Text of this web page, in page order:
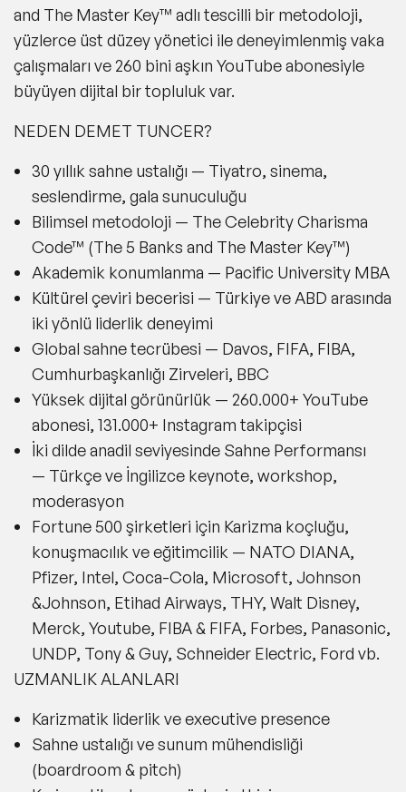
and The Master Key™ adlı tescilli bir metodoloji,
yüzlerce üst düzey yönetici ile deneyimlenmiş vaka
çalışmaları ve 260 bini aşkın YouTube abonesiyle
büyüyen dijital bir topluluk var.
NEDEN DEMET TUNCER?
30 yıllık sahne ustalığı — Tiyatro, sinema,
seslendirme, gala sunuculuğu
Bilimsel metodoloji — The Celebrity Charisma
Code™ (The 5 Banks and The Master Key™)
Akademik konumlanma — Pacific University MBA
Kültürel çeviri becerisi — Türkiye ve ABD arasında
iki yönlü liderlik deneyimi
Global sahne tecrübesi — Davos, FIFA, FIBA,
Cumhurbaşkanlığı Zirveleri, BBC
Yüksek dijital görünürlük — 260.000+ YouTube
abonesi, 131.000+ Instagram takipçisi
İki dilde anadil seviyesinde Sahne Performansı
— Türkçe ve İngilizce keynote, workshop,
moderasyon
Fortune 500 şirketleri için Karizma koçluğu,
konuşmacılık ve eğitimcilik — NATO DIANA,
Pfizer, Intel, Coca-Cola, Microsoft, Johnson
&Johnson, Etihad Airways, THY, Walt Disney,
Merck, Youtube, FIBA & FIFA, Forbes, Panasonic,
UNDP, Tony & Guy, Schneider Electric, Ford vb.
UZMANLIK ALANLARI
Karizmatik liderlik ve executive presence
Sahne ustalığı ve sunum mühendisliği
(boardroom & pitch)